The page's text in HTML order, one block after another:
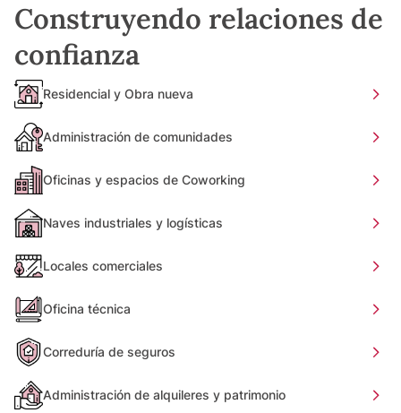
Construyendo relaciones de
confianza
Residencial y Obra nueva
Administración de comunidades
Oficinas y espacios de Coworking
Naves industriales y logísticas
Locales comerciales
Oficina técnica
Correduría de seguros
Administración de alquileres y patrimonio